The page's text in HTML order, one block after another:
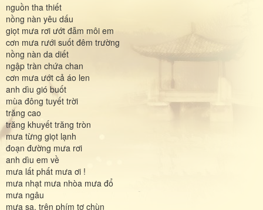
nguồn tha thiết
nồng nàn yêu dấu
giọt mưa rơi ướt đẫm môi em
cơn mưa rưới suốt đêm trường
nồng nàn da diết
ngập tràn chứa chan
cơn mưa ướt cả áo len
anh dìu gió buốt
mùa đông tuyết trời
trăng cao
trăng khuyết trăng tròn
mưa từng giọt lạnh
đoạn đường mưa rơi
anh dìu em về
mưa lất phất mưa ơi !
mưa nhạt mưa nhòa mưa đổ
mưa ngâu
mưa sa, trên phím tơ chùn